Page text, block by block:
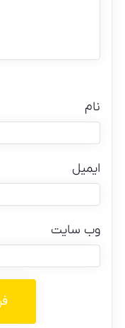
نام
ایمیل
وب‌ سایت